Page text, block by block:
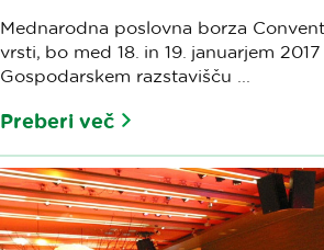
Mednarodna poslovna borza
vrsti, bo med 18. in 19. januarjem
Gospodarskem razstavišču ...
Preberi več